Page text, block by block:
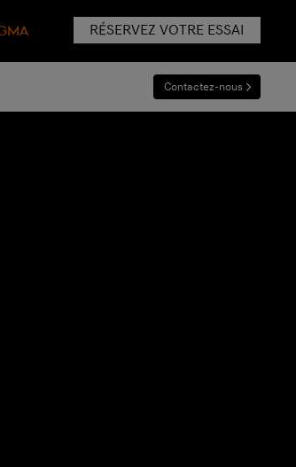
RÉSERVEZ VOTRE ESSAI
Contactez-nous​